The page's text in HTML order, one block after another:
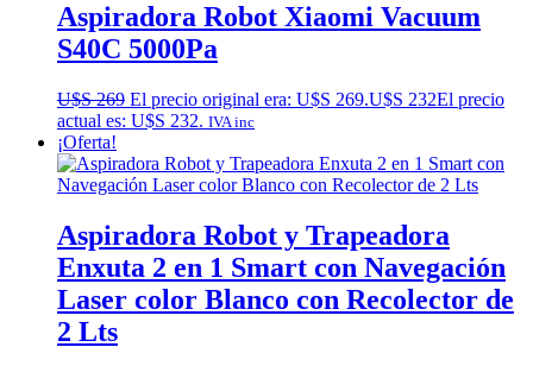
Aspiradora Robot Xiaomi Vacuum
S40C 5000Pa
U$S269 El precio original era: U$S 269.U$S 232El precio
actual es: U$S 232. IVA inc
¡Oferta!
Aspiradora Robot y Trapeadora
Enxuta 2 en 1 Smart con Navegación
Laser color Blanco con Recolector de
2 Lts